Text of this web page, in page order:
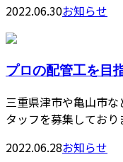
2022.06.30お知らせ
プロの配管工を目
三重県津市や亀山市
タッフを募集してお
2022.06.28お知らせ